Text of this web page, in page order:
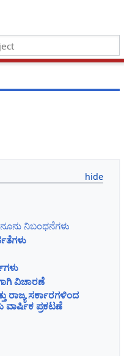
ನಿಬಂಧನೆಗಳು
ವಿಚಾರಣೆ
ರಾಜ್ಯ ಸರ್ಕಾರಗಳಿಂದ
ಪ್ರಕಟಣೆ